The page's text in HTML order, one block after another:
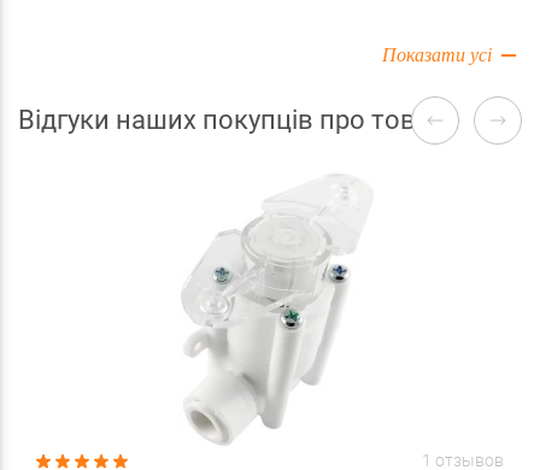
Показати усі
Відгуки наших покупців про товари
1 отзывов